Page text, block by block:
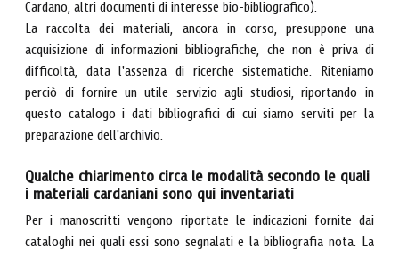
Cardano, altri documenti di interesse bio-bibliografico).
La raccolta dei materiali, ancora in corso, presuppone una
acquisizione di informazioni bibliografiche, che non è priva di
difficoltà, data l'assenza di ricerche sistematiche. Riteniamo
perciò di fornire un utile servizio agli studiosi, riportando in
questo catalogo i dati bibliografici di cui siamo serviti per la
preparazione dell'archivio.
Qualche chiarimento circa le modalità secondo le quali
i materiali cardaniani sono qui inventariati
Per i manoscritti vengono riportate le indicazioni fornite dai
cataloghi nei quali essi sono segnalati e la bibliografia nota. La